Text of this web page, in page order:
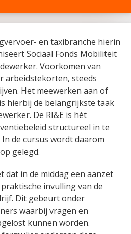
en taxibranche hierin
Sociaal Fonds Mobiliteit
Voorkomen van
arbeidstekorten, steeds
Het meewerken aan of
hierbij de belangrijkste taak
De RI&E is hét
structureel in te
de cursus wordt daarom
gelegd.
dat in de middag een aanzet
invulling van de
Dit gebeurt onder
waarbij vragen en
kunnen worden.